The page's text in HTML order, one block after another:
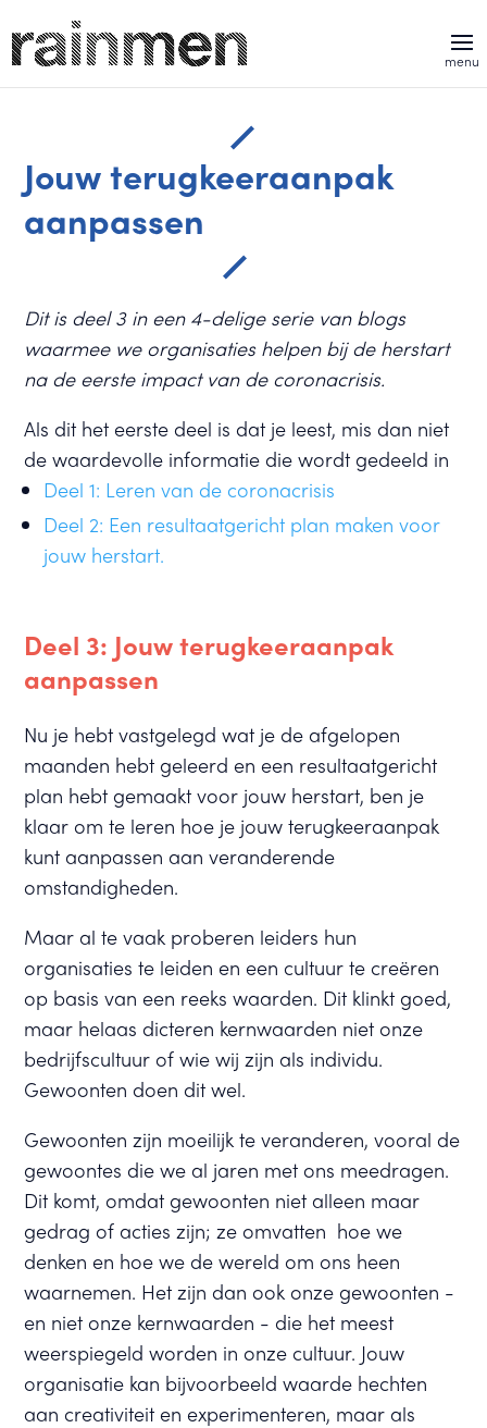
Jouw terugkeeraanpak
aanpassen
Dit is deel 3 in een 4-delige serie van blogs
waarmee we organisaties helpen bij de herstart
na de eerste impact van de coronacrisis.
Als dit het eerste deel is dat je leest, mis dan niet
de waardevolle informatie die wordt gedeeld in
Deel 1: Leren van de coronacrisis
Deel 2: Een resultaatgericht plan maken voor
jouw herstart.
Deel 3: Jouw terugkeeraanpak
aanpassen
Nu je hebt vastgelegd wat je de afgelopen
maanden hebt geleerd en een resultaatgericht
plan hebt gemaakt voor jouw herstart, ben je
klaar om te leren hoe je jouw terugkeeraanpak
kunt aanpassen aan veranderende
omstandigheden.
Maar al te vaak proberen leiders hun
organisaties te leiden en een cultuur te creëren
op basis van een reeks waarden. Dit klinkt goed,
maar helaas dicteren kernwaarden niet onze
bedrijfscultuur of wie wij zijn als individu.
Gewoonten doen dit wel.
Gewoonten zijn moeilijk te veranderen, vooral de
gewoontes die we al jaren met ons meedragen.
Dit komt, omdat gewoonten niet alleen maar
gedrag of acties zijn; ze omvatten hoe we
denken en hoe we de wereld om ons heen
waarnemen. Het zijn dan ook onze gewoonten -
en niet onze kernwaarden - die het meest
weerspiegeld worden in onze cultuur. Jouw
organisatie kan bijvoorbeeld waarde hechten
aan creativiteit en experimenteren, maar als